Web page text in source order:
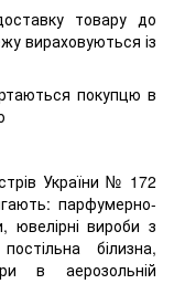
товару до
вираховуються із
покупцю в
України № 172
парфумерно-
ювелірні вироби з
білизна,
в аерозольній